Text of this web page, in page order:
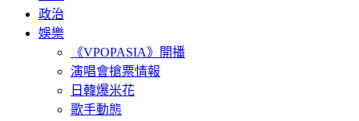
政治
娛樂
《VPOPASIA》開播
演唱會搶票情報
日韓爆米花
歌手動態